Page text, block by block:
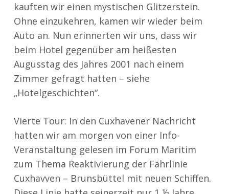
kauften wir einen mystischen Glitzerstein.
Ohne einzukehren, kamen wir wieder beim
Auto an. Nun erinnerten wir uns, dass wir
beim Hotel gegenüber am heißesten
Augusstag des Jahres 2001 nach einem
Zimmer gefragt hatten – siehe
„Hotelgeschichten“.
Vierte Tour: In den Cuxhavener Nachricht
hatten wir am morgen von einer Info-
Veranstaltung gelesen im Forum Maritim
zum Thema Reaktivierung der Fährlinie
Cuxhavven – Brunsbüttel mit neuen Schiffen.